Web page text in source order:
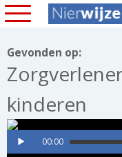
Gevonden op:
kinderen
00:00